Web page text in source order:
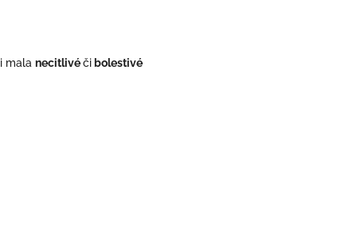
mala necitlivéči bolestivé